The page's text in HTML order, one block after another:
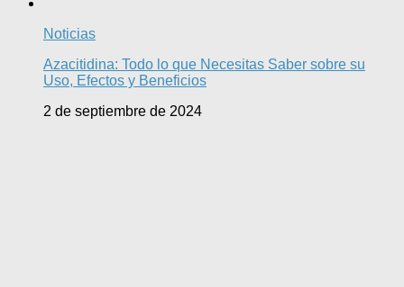
Noticias
Azacitidina: Todo lo que Necesitas Saber sobre su
Uso, Efectos y Beneficios
2 de septiembre de 2024